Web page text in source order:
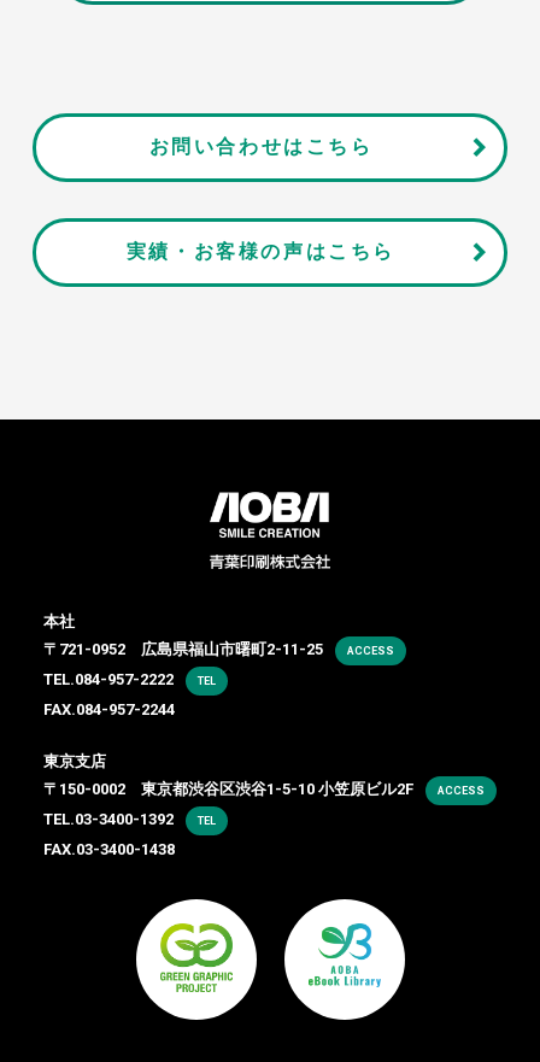
お問い合わせはこちら
実績・お客様の声はこちら
本社
〒721-0952 広島県福山市曙町2-11-25
ACCESS
TEL.084-957-2222 TEL
FAX.084-957-2244
東京支店
〒150-0002 東京都渋谷区渋谷1-5-10 小笠原ビル2F
ACCESS
TEL.03-3400-1392 TEL
FAX.03-3400-1438